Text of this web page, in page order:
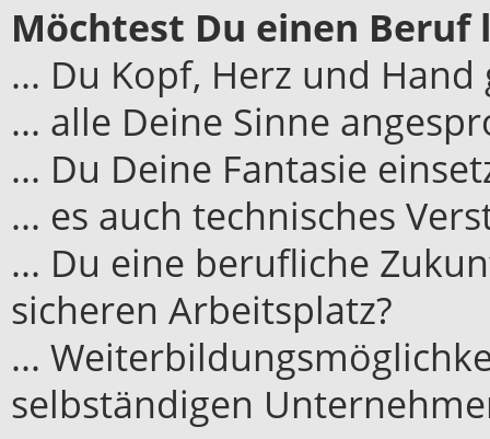
Möchtest Du einen
... Du Kopf, Herz und
... alle Deine Sinne
... Du Deine Fantasie
... es auch technisches
... Du eine berufliche
sicheren Arbeitsplatz?
...
selbständigen